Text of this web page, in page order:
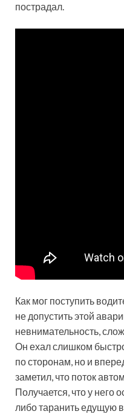
пострадал.
Как мог поступить
не допустить этой
невнимательность,
Он ехал слишком
по сторонам, но и
заметил, что поток
Получается, что у него
либо таранить едущую